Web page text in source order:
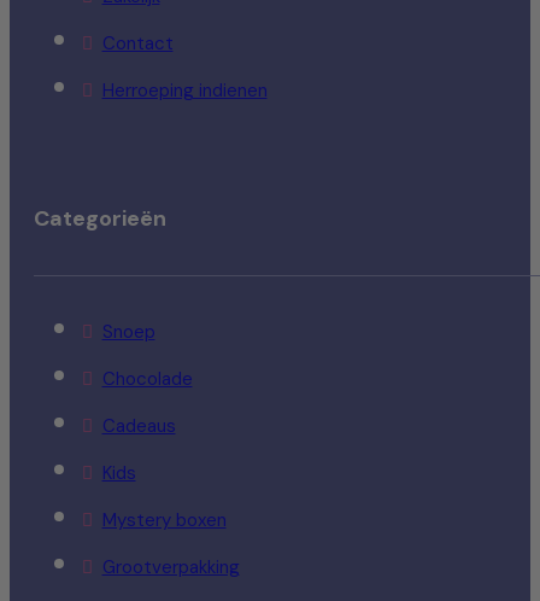
Contact
Herroeping indienen
Categorieën
Snoep
Chocolade
Cadeaus
Kids
Mystery boxen
Grootverpakking